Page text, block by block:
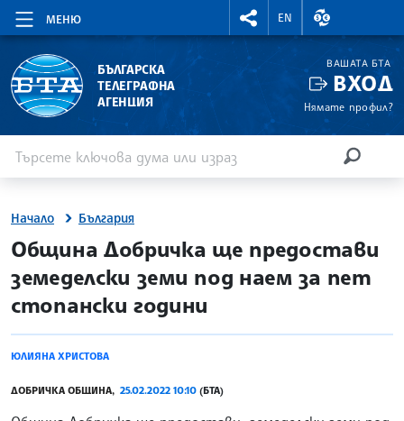
МЕНЮ
RIGHTMENU.SOCIAL
EN
ВАЛУТНИ
БЪЛГАРСКА
ТЕЛЕГРАФНА
АГЕНЦИЯ
ВАШАТА БТА
ВХОД
Нямате профил?
Начало България
site.bta
Община Добричка ще предостави
земеделски земи под наем за пет
стопански години
ЮЛИЯНА ХРИСТОВА
ДОБРИЧКА ОБЩИНА, 25.02.2022 10:10 (БТА)